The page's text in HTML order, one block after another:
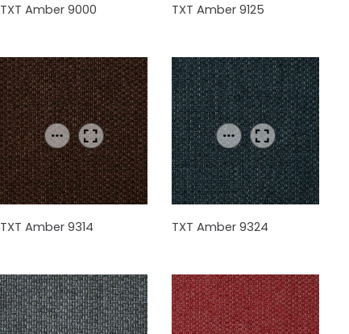
TXT Amber 9000 TXT Amber 9125
TXT Amber 9314 TXT Amber 9324